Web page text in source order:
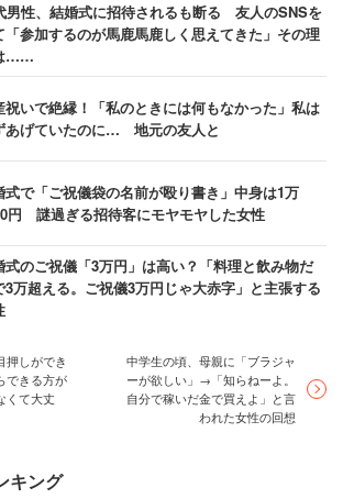
男性、結婚式に招待されるも断る 友人のSNSを
「参加するのが馬鹿馬鹿しく思えてきた」その理
……
祝いで絶縁！「私のときには何もなかった」私は
あげていたのに… 地元の友人と
式で「ご祝儀袋の名前が殴り書き」中身は1万
円 謎過ぎる招待客にモヤモヤした女性
式のご祝儀「3万円」は高い？「料理と飲み物だ
3万超える。ご祝儀3万円じゃ大赤字」と主張する
押しができ
できる方が
くて大丈
中学生の頃、母親に「ブラジャ
ーが欲しい」→「知らねーよ。
自分で稼いだ金で買えよ」と言
われた女性の回想
キング